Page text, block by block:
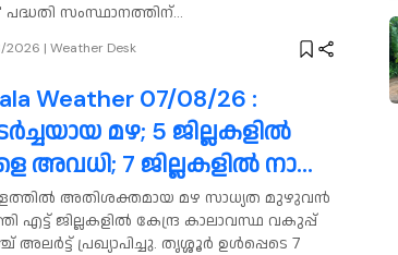
പദ്ധതി സംസ്ഥാനത്തിന്
2026 | Weather Desk
Weather 07/08/26 :
മഴ; 5 ജില്ലകളിൽ
അവധി; 7 ജില്ലകളിൽ നാളെ
അലർട്ട്
അതിശക്തമായ മഴ സാധ്യത മുഴുവൻ
എട്ട് ജില്ലകളിൽ കേന്ദ്ര കാലാവസ്ഥ വകുപ്പ്
അലർട്ട് പ്രഖ്യാപിച്ചു. തൃശ്ശൂർ ഉൾപ്പെടെ 7